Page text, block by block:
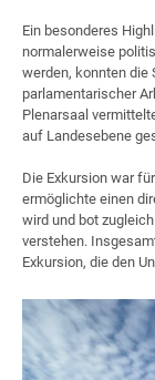
Ein besonderes
normalerweise
werden, konnten die
parlamentarischer
Plenarsaal
auf Landesebene
Die Exkursion war
ermöglichte einen
wird und bot
verstehen.
Exkursion, die den